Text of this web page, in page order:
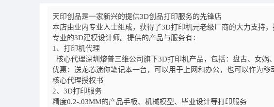
天印创品是一家新兴的提供3D创品打印服务的先锋店
本店由业内专业人士组成，获得了3D打印机元老级厂商的大力支持
专业的3D建模设计师。提供的产品与服务有：
1 、打印机代理
核心代理深圳熔普三维公司旗下3D打印机产品，包括：盘古、女娲
优惠：送龙芯迷你笔记本一台，可以用于上网和办公，也可以作为移
核心代理授权书
2、 3D打印服务
精度0.2-.03MM的产品手板、机械模型、毕业设计等打印服务